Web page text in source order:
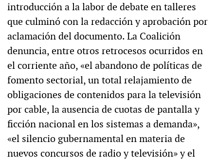
introducción a la labor de debate en talleres
que culminó con la redacción y aprobación por
aclamación del documento. La Coalición
denuncia, entre otros retrocesos ocurridos en
el corriente año, «el abandono de políticas de
fomento sectorial, un total relajamiento de
obligaciones de contenidos para la televisión
por cable, la ausencia de cuotas de pantalla y
ficción nacional en los sistemas a demanda»,
«el silencio gubernamental en materia de
nuevos concursos de radio y televisión» y el